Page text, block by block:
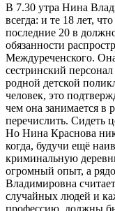
В 7.30 утра Нина
всегда: и те 18 лет,
последние 20 в
обязанности
Междуреченского.
сестринский
родной детской
человек, это
чем она занимается в
перечислить. Сидеть
Но Нина Краснова
когда, будучи ещё
криминальную
огромный опыт, а
Владимировна
случайных людей и
профессию, должны